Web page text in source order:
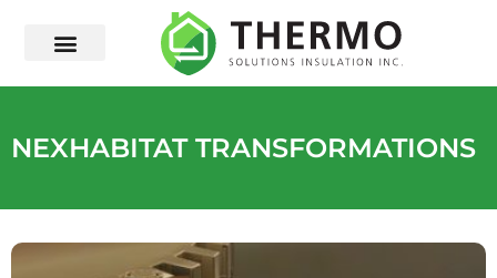
NEXHABITAT TRANSFORMATIONS